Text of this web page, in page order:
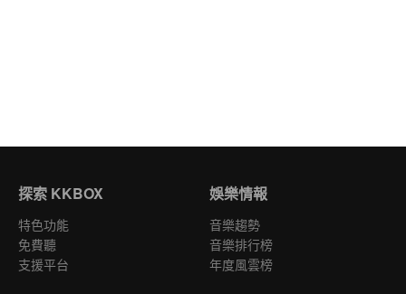
探索 KKBOX
特色功能
免費聽
支援平台
娛樂情報
音樂趨勢
音樂排行榜
年度風雲榜